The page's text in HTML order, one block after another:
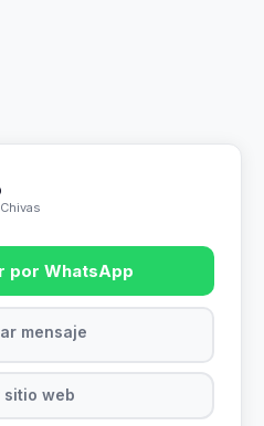
por WhatsApp
mensaje
sitio web